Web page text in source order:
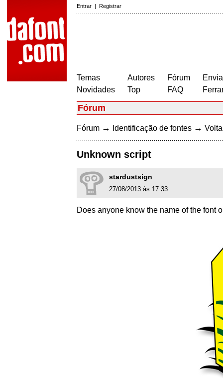
Entrar | Registrar
Temas
Novidades
Autores
Top
Fórum
FAQ
Fórum
Fórum → Identificação de fontes →
Unknown script
stardustsign
27/08/2013 às 17:33
Does anyone know the name of the font